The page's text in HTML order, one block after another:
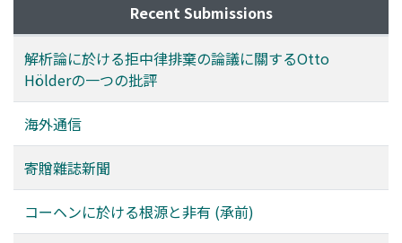
Recent Submissions
解析論に於ける拒中律排棄の論議に關するOtto
Hölderの一つの批評
海外通信
寄贈雜誌新聞
コーヘンに於ける根源と非有 (承前)